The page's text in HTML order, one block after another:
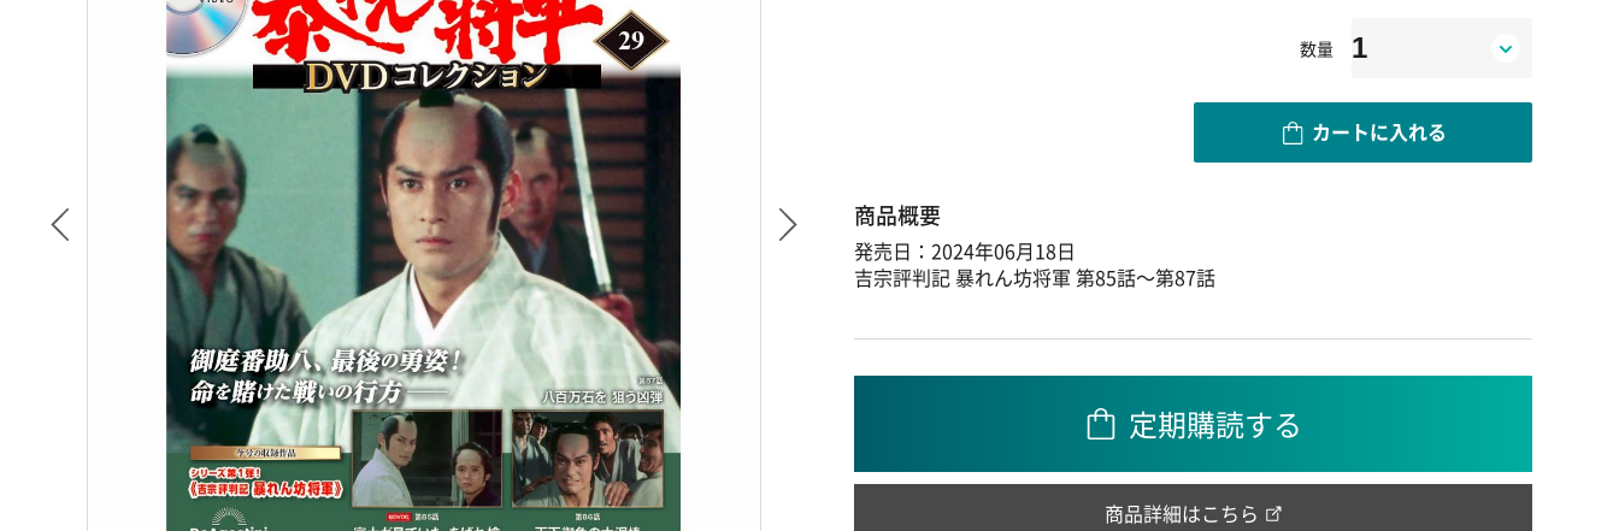
数量
カートに入れる
商品概要
発売日：2024年06月18日
吉宗評判記 暴れん坊将軍 第85話～第87話
定期購読する
商品詳細はこちら